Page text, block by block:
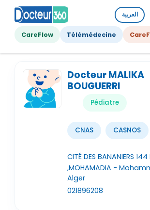
العربية
CareFlow Télémédecine
Docteur MALIKA
BOUGUERRI
Pédiatre
CNAS CASNOS
CITÉ DES BANANIERS 144
,MOHAMADIA -
Alger
021896208